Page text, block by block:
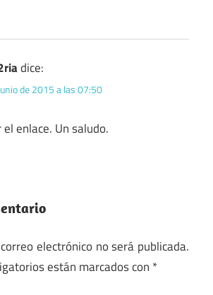
dice:
de 2015 a las 07:50
enlace. Un saludo.
electrónico no será publicada.
están marcados con *